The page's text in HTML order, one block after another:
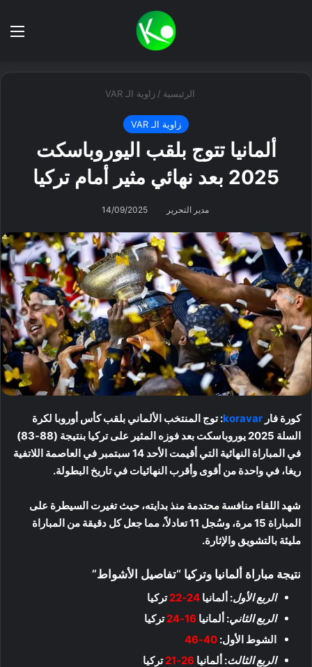
الرئيسية / زاوية الـ VAR
زاوية الـ VAR
ألمانيا تتوج بلقب اليوروباسكت
2025 بعد نهائي مثير أمام تركيا
مدير التحرير 14/09/2025
كورة فار koravar: توج المنتخب الألماني بلقب كأس أوروبا لكرة
السلة 2025 يوروباسكت بعد فوزه المثير على تركيا بنتيجة (88-83)
في المباراة النهائية التي أقيمت الأحد 14 سبتمبر في العاصمة اللاتفية
ريغا، في واحدة من أقوى وأقرب النهائيات في تاريخ البطولة.
شهد اللقاء منافسة محتدمة منذ بدايته، حيث تغيرت السيطرة على
المباراة 15 مرة، وسُجل 11 تعادلاً، مما جعل كل دقيقة من المباراة
مليئة بالتشويق والإثارة.
نتيجة مباراة ألمانيا وتركيا “تفاصيل الأشواط”
الربع الأول: ألمانيا 24-22
تركيا
الربع الثاني: ألمانيا 16-24
تركيا
الشوط الأول: 40-46
الربع الثالث: ألمانيا 26-21
تركيا